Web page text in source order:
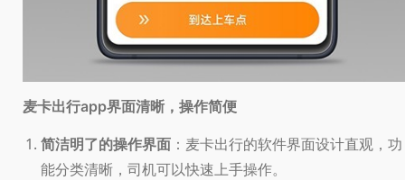
麦卡出行app界面清晰，操作简便
简洁明了的操作界面 ：麦卡出行的软件界面设计直观，功
能分类清晰，司机可以快速上手操作。